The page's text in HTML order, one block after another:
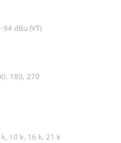
dBu (VT)
180, 270
10 k, 16 k, 21 k